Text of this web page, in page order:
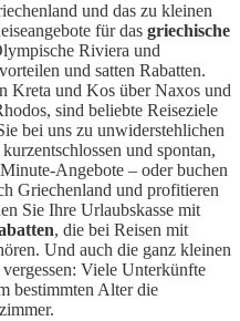
und das zu kleinen
für das griechische
Riviera und
und satten Rabatten.
Kreta und Kos über Naxos und
sind beliebte Reiseziele
bei uns zu unwiderstehlichen
und spontan,
Angebote – oder buchen
Griechenland und profitieren
Sie Ihre Urlaubskasse mit
, die bei Reisen mit
Und auch die ganz kleinen
Viele Unterkünfte
bestimmten Alter die